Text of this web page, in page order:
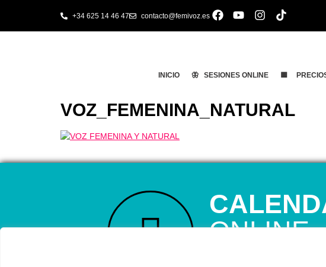
+34 625 14 46 47 contacto@femivoz.es
INICIO 🦋 SESIONES ONLINE 🟨
VOZ_FEMENINA_NATURAL
ONLINE